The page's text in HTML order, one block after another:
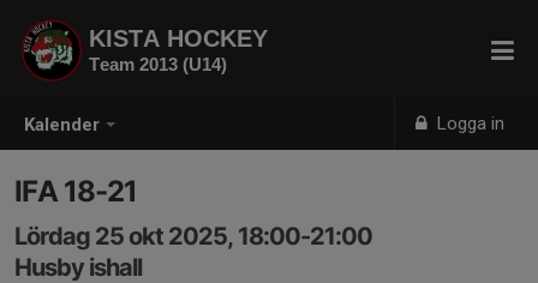
Kalender Logga in
KISTA HOCKEY
Team 2013 (U14)
IFA 18-21
Lördag 25 okt 2025, 18:00-21:00
Husby ishall